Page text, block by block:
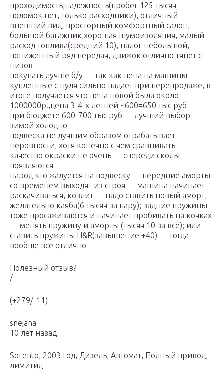
проходимость,надежность(пробег 125 тысяч —
поломок нет, только расходники), отличный
внешний вид, просторный комфортный салон,
большой багажник,хорошая шумоизоляция, малый
расход топлива(средний 10), налог небольшой,
пониженный ряд передач, движок отлично тянет с
низов
покупать лучше б/у — так как цена на машины
купленные с нуля сильно падает при перепродаже, в
итоге получается что цена новой была около
1000000р.,цена 3-4-х летней ~600=650 тыс руб
при бюджете 600-700 тыс руб — лучший выбор
зимой холодно
подвеска не лучшим образом отрабатывает
неровности, хотя конечно с чем сравнивать
качество окраски не очень — спереди сколы
появляются
народ кто жалуется на подвеску — передние аморты
со временем выходят из строя — машина начинает
раскачиваться, козлит — надо ставить новый аморт,
желательно каяба(6 тысяч за пару); задние пружины
тоже просаживаются и начинает пробивать на кочках
— менять пружину и аморты (тысяч 10 за всё); или
ставить пружины H&R(завышение +40) — тогда
вообще все отлично
Полезный отзыв?
/
(+279/-11)
snejana
10 лет назад
Sorento, 2003 год, Дизель, Автомат, Полный привод,
лимитид